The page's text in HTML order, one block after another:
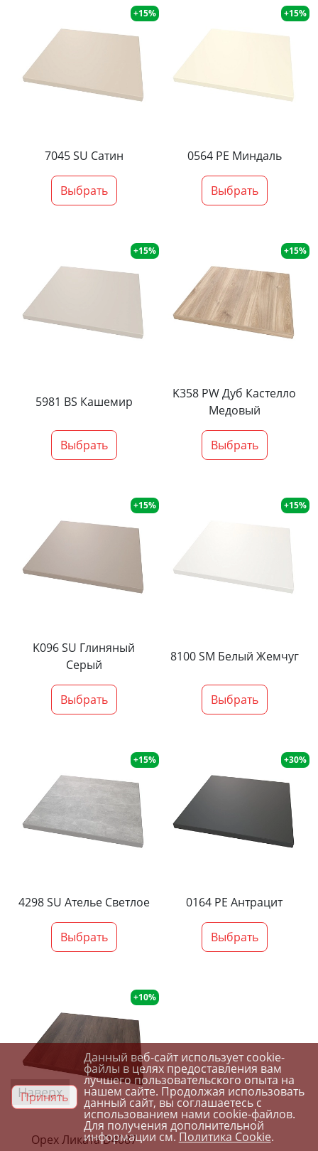
+15%
7045 SU Сатин
Выбрать
+15%
0564 PE Миндаль
Выбрать
+15%
5981 BS Кашемир
Выбрать
+15%
K358 PW Дуб Кастелло
Медовый
Выбрать
+15%
K096 SU Глиняный
Серый
Выбрать
+15%
8100 SM Белый Жемчуг
Выбрать
+15%
4298 SU Ателье Светлое
Выбрать
+30%
0164 PE Антрацит
Выбрать
+10%
Орех Ликата D4087
Наверх
Принять
Данный веб-сайт использует cookie-
файлы в целях предоставления вам
лучшего пользовательского опыта на
нашем сайте. Продолжая использовать
данный сайт, вы соглашаетесь с
использованием нами cookie-файлов.
Для получения дополнительной
информации см.Политика Cookie.